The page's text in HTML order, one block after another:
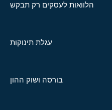
הלוואות לעסקים רק תבקש
עגלת תינוקות
בורסה ושוק ההון